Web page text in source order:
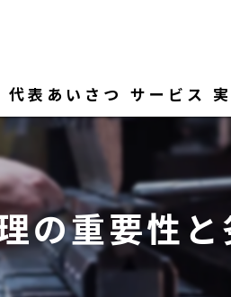
代表あいさつ サービス
の重要性